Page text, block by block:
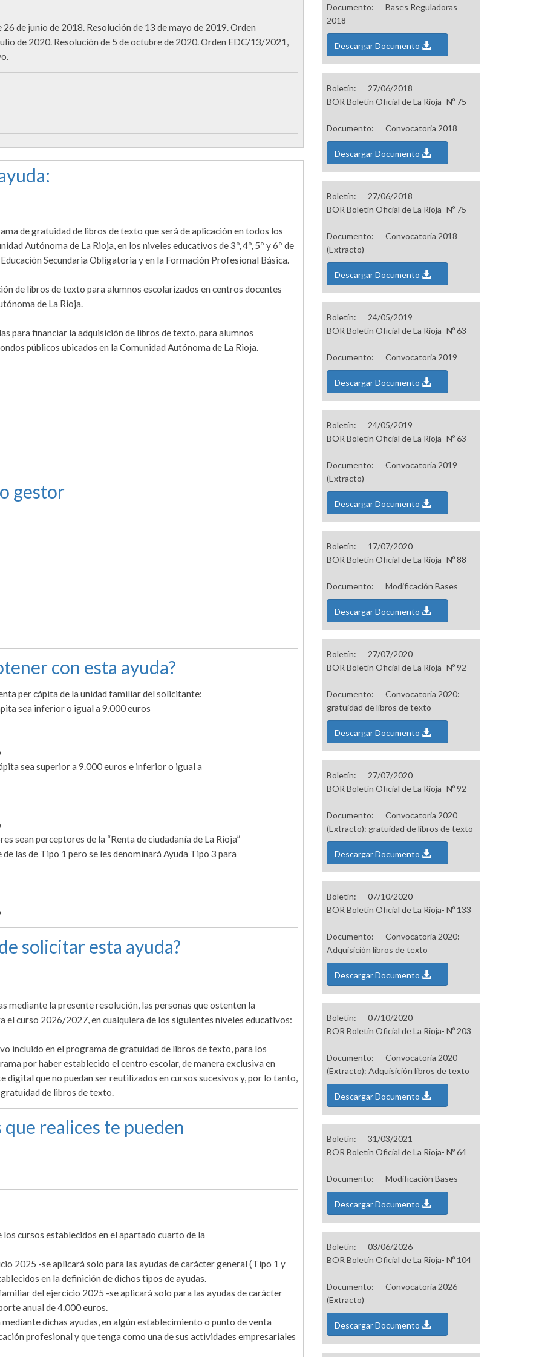
de junio de 2018. Resolución de 13 de mayo de 2019. Orden
de 2020. Resolución de 5 de octubre de 2020. Orden EDC/13/2021,
de gratuidad de libros de texto que será de aplicación en todos los
Autónoma de La Rioja, en los niveles educativos de 3º, 4º, 5º y 6º de
Secundaria Obligatoria y en la Formación Profesional Básica.
de libros de texto para alumnos escolarizados en centros docentes
de La Rioja.
para financiar la adquisición de libros de texto, para alumnos
públicos ubicados en la Comunidad Autónoma de La Rioja.
gestor
con esta ayuda?
per cápita de la unidad familiar del solicitante:
sea inferior o igual a 9.000 euros
sea superior a 9.000 euros e inferior o igual a
sean perceptores de la “Renta de ciudadanía de La Rioja”
las de Tipo 1 pero se les denominará Ayuda Tipo 3 para
solicitar esta ayuda?
mediante la presente resolución, las personas que ostenten la
curso 2026/2027, en cualquiera de los siguientes niveles educativos:
incluido en el programa de gratuidad de libros de texto, para los
por haber establecido el centro escolar, de manera exclusiva en
que no puedan ser reutilizados en cursos sucesivos y, por lo tanto,
de libros de texto.
realices te pueden
cursos establecidos en el apartado cuarto de la
2025 -se aplicará solo para las ayudas de carácter general (Tipo 1 y
en la definición de dichos tipos de ayudas.
del ejercicio 2025 -se aplicará solo para las ayudas de carácter
anual de 4.000 euros.
dichas ayudas, en algún establecimiento o punto de venta
profesional y que tenga como una de sus actividades empresariales
Documento:
Bases Reguladoras
2018
Descargar Documento
Boletín:
27/06/2018
BOR Boletín Oficial de La Rioja- Nº 75
Documento: Convocatoria 2018
Descargar Documento
Boletín:
27/06/2018
BOR Boletín Oficial de La Rioja- Nº 75
Documento:
Convocatoria 2018
(Extracto)
Descargar Documento
Boletín:
24/05/2019
BOR Boletín Oficial de La Rioja- Nº 63
Documento: Convocatoria 2019
Descargar Documento
Boletín:
24/05/2019
BOR Boletín Oficial de La Rioja- Nº 63
Documento:
Convocatoria 2019
(Extracto)
Descargar Documento
Boletín:
17/07/2020
BOR Boletín Oficial de La Rioja- Nº 88
Documento: Modificación Bases
Descargar Documento
Boletín:
27/07/2020
BOR Boletín Oficial de La Rioja- Nº 92
Documento:
Convocatoria 2020:
gratuidad de libros de texto
Descargar Documento
Boletín:
27/07/2020
BOR Boletín Oficial de La Rioja- Nº 92
Documento:
Convocatoria 2020
(Extracto): gratuidad de libros de texto
Descargar Documento
Boletín:
07/10/2020
BOR Boletín Oficial de La Rioja- Nº 133
Documento:
Convocatoria 2020:
Adquisición libros de texto
Descargar Documento
Boletín:
07/10/2020
BOR Boletín Oficial de La Rioja- Nº 203
Documento:
Convocatoria 2020
(Extracto): Adquisición libros de texto
Descargar Documento
Boletín:
31/03/2021
BOR Boletín Oficial de La Rioja- Nº 64
Documento: Modificación Bases
Descargar Documento
Boletín:
03/06/2026
BOR Boletín Oficial de La Rioja- Nº 104
Documento:
Convocatoria 2026
(Extracto)
Descargar Documento